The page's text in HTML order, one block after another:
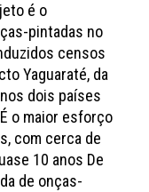
é o
pintadas no
censos
Yaguaraté, da
dois países
o maior esforço
com cerca de
10 anos De
de onças-